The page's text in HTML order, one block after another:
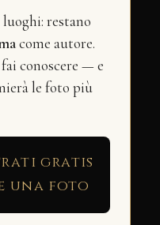
restano
come autore.
conoscere — e
le foto più
gratis
una foto